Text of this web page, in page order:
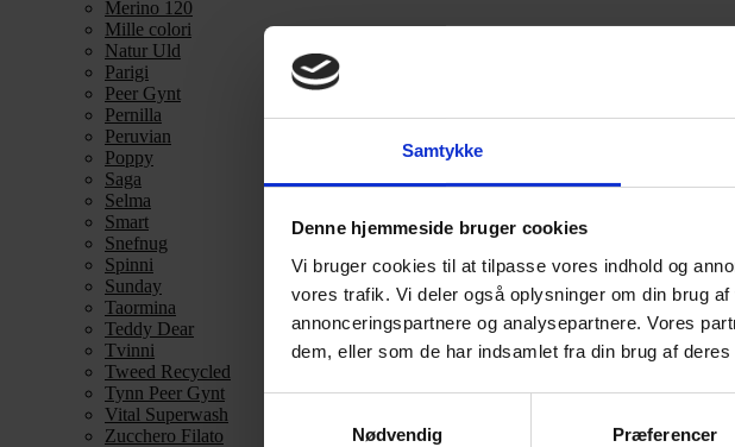
Samtykke
Denne hjemmeside bruger cookies
Vi bruger cookies til at tilpasse vores indhold og
vores trafik. Vi deler også oplysninger om din brug
annonceringspartnere og analysepartnere. Vores
dem, eller som de har indsamlet fra din brug af deres
Nødvendig
Præferencer
Merino 120
Mille colori
Natur Uld
Parigi
Peer Gynt
Pernilla
Peruvian
Poppy
Saga
Selma
Smart
Snefnug
Spinni
Sunday
Taormina
Teddy Dear
Tvinni
Tweed Recycled
Tynn Peer Gynt
Vital Superwash
Zucchero Filato